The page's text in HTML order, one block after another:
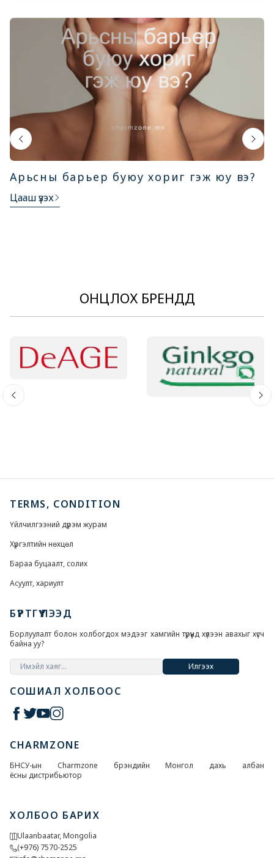
Арьсны барьер буюу хориг гэж юу вэ?
Цааш үзэх
ОНЦЛОХ БРЕНДҮҮД
TERMS, CONDITION
Үйлчилгээний дүрэм журам
Хүргэлтийн нөхцөл
Бараа буцаалт, солих
Асуулт, хариулт
БҮРТГҮҮЛЭЭД
Борлуулалт болон холбогдох мэдээг хамгийн түрүүнд хүлээн авахыг хүсч
байна уу?
Илгээх
СОШИАЛ ХОЛБООС
CHARMZONE
БНСУ-ын Charmzone брэндийн Монгол дахь албан
ёсны дистрибьютор
ХОЛБОО БАРИХ
Ulaanbaatar, Mongolia
(+976) 7570-2525